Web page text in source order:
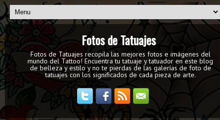
Fotos de Tatuajes
Fotos de Tatuajes recopila las mejores fotos e imágenes del
mundo del Tattoo! Encuentra tu tatuaje y tatuador en este blog
de belleza y estilo y no te pierdas de las galerías de foto de
tatuajes con los significados de cada pieza de arte.